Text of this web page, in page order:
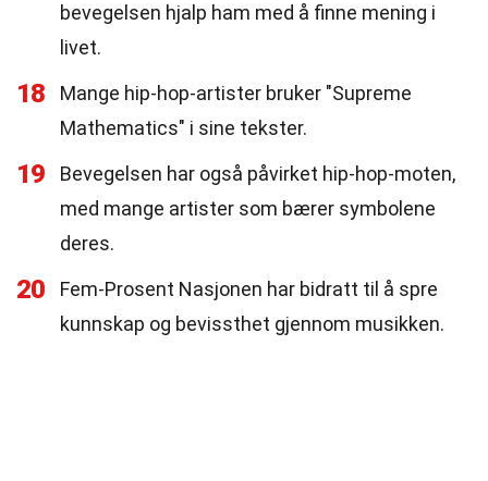
bevegelsen hjalp ham med å finne mening i
livet.
18
Mange hip-hop-artister bruker "Supreme
Mathematics" i sine tekster.
19
Bevegelsen har også påvirket hip-hop-moten,
med mange artister som bærer symbolene
deres.
20
Fem-Prosent Nasjonen har bidratt til å spre
kunnskap og bevissthet gjennom musikken.